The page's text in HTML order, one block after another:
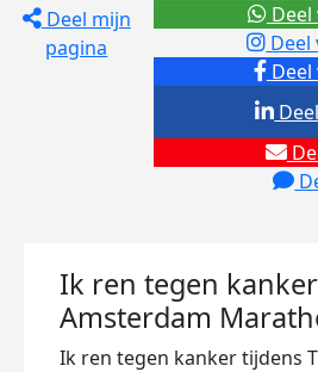
Deel mijn
pagina
Deel
Deel
Deel
Ik ren tegen
Amsterdam
Ik ren tegen kanker tijdens